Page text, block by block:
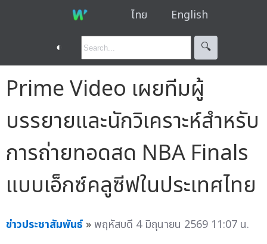
ไทย English
◐ 🔍︎
Prime Video เผยทีมผู้
บรรยายและนักวิเคราะห์สำหรับ
การถ่ายทอดสด NBA Finals
แบบเอ็กซ์คลูซีฟในประเทศไทย
ข่าวประชาสัมพันธ์ »พฤหัสบดี 4 มิถุนายน 2569 11:07 น.